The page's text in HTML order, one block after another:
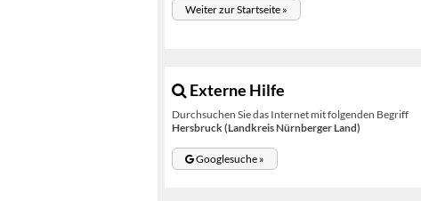
Weiter zur Startseite »
Externe Hilfe
Durchsuchen Sie das Internet mit folgenden Begriff
Hersbruck (Landkreis Nürnberger Land)
Googlesuche »